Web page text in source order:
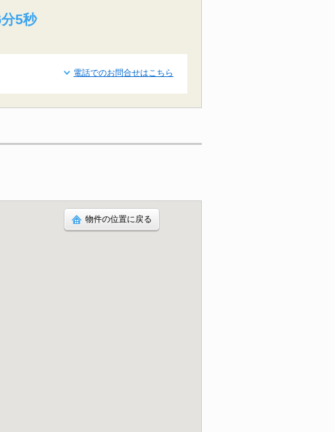
4秒
電話でのお問合せはこちら
物件の位置に戻る